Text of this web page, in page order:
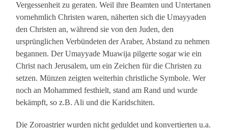
Vergessenheit zu geraten. Weil ihre Beamten und Untertanen
vornehmlich Christen waren, näherten sich die Umayyaden
den Christen an, während sie von den Juden, den
ursprünglichen Verbündeten der Araber, Abstand zu nehmen
begannen. Der Umayyade Muawija pilgerte sogar wie ein
Christ nach Jerusalem, um ein Zeichen für die Christen zu
setzen. Münzen zeigten weiterhin christliche Symbole. Wer
noch an Mohammed festhielt, stand am Rand und wurde
bekämpft, so z.B. Ali und die Karidschiten.
Die Zoroastrier wurden nicht geduldet und konvertierten u.a.